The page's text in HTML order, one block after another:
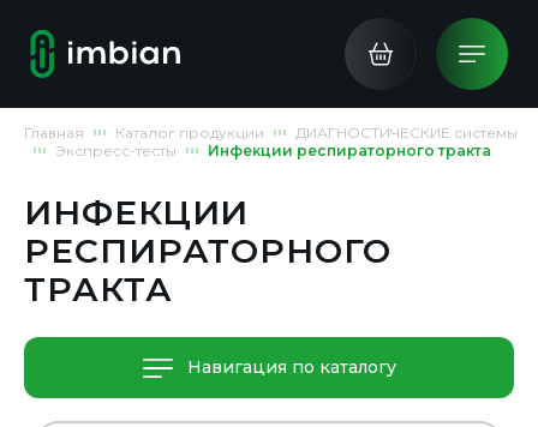
Главная Каталог продукции
ДИАГНОСТИЧЕСКИЕ системы
Экспресс-тесты
Инфекции респираторного тракта
ИНФЕКЦИИ
РЕСПИРАТОРНОГО
ТРАКТА
Навигация по каталогу